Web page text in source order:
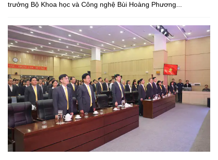
trưởng Bộ Khoa học và Công nghệ Bùi Hoàng Phương...